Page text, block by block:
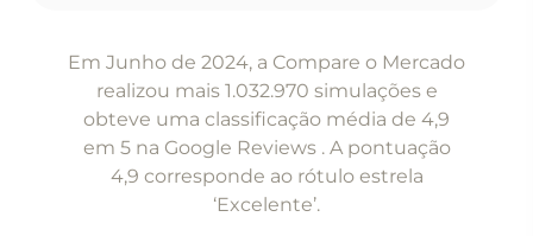
Em Junho de 2024, a Compare o Mercado
realizou mais 1.032.970 simulações e
obteve uma classificação média de 4,9
em 5 na Google Reviews . A pontuação
4,9 corresponde ao rótulo estrela
‘Excelente’.